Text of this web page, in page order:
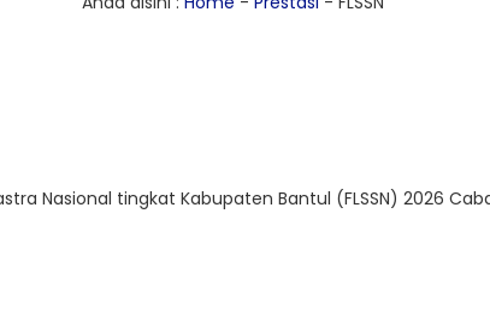
Nasional tingkat Kabupaten Bantul (FLSSN) 2026